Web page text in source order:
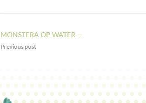
MONSTERA OP WATER —
Previous post